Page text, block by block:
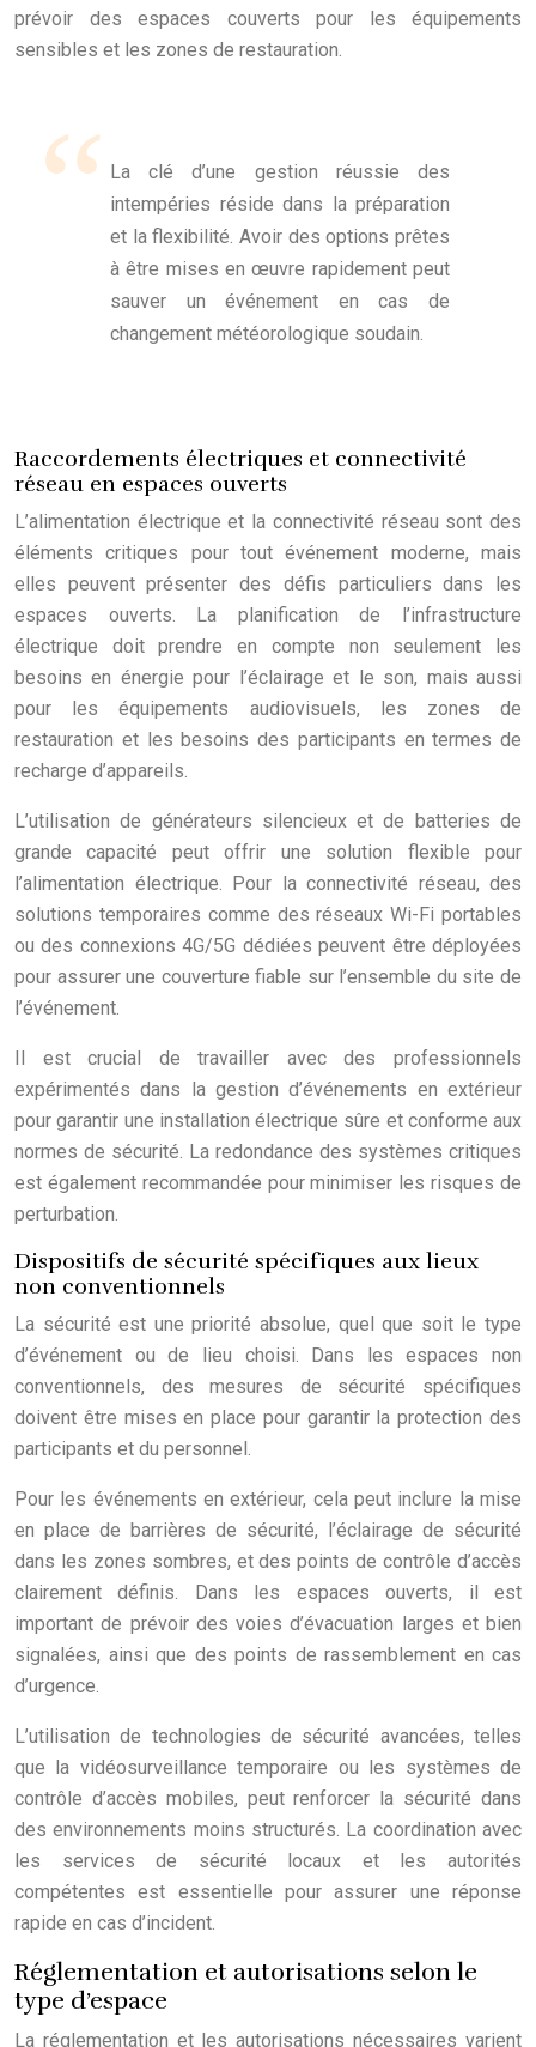
prévoir des espaces couverts pour les équipements
sensibles et les zones de restauration.
La clé d’une gestion réussie des
intempéries réside dans la préparation
et la flexibilité. Avoir des options prêtes
à être mises en œuvre rapidement peut
sauver un événement en cas de
changement météorologique soudain.
Raccordements électriques et connectivité
réseau en espaces ouverts
L’alimentation électrique et la connectivité réseau sont des
éléments critiques pour tout événement moderne, mais
elles peuvent présenter des défis particuliers dans les
espaces ouverts. La planification de l’infrastructure
électrique doit prendre en compte non seulement les
besoins en énergie pour l’éclairage et le son, mais aussi
pour les équipements audiovisuels, les zones de
restauration et les besoins des participants en termes de
recharge d’appareils.
L’utilisation de générateurs silencieux et de batteries de
grande capacité peut offrir une solution flexible pour
l’alimentation électrique. Pour la connectivité réseau, des
solutions temporaires comme des réseaux Wi-Fi portables
ou des connexions 4G/5G dédiées peuvent être déployées
pour assurer une couverture fiable sur l’ensemble du site de
l’événement.
Il est crucial de travailler avec des professionnels
expérimentés dans la gestion d’événements en extérieur
pour garantir une installation électrique sûre et conforme aux
normes de sécurité. La redondance des systèmes critiques
est également recommandée pour minimiser les risques de
perturbation.
Dispositifs de sécurité spécifiques aux lieux
non conventionnels
La sécurité est une priorité absolue, quel que soit le type
d’événement ou de lieu choisi. Dans les espaces non
conventionnels, des mesures de sécurité spécifiques
doivent être mises en place pour garantir la protection des
participants et du personnel.
Pour les événements en extérieur, cela peut inclure la mise
en place de barrières de sécurité, l’éclairage de sécurité
dans les zones sombres, et des points de contrôle d’accès
clairement définis. Dans les espaces ouverts, il est
important de prévoir des voies d’évacuation larges et bien
signalées, ainsi que des points de rassemblement en cas
d’urgence.
L’utilisation de technologies de sécurité avancées, telles
que la vidéosurveillance temporaire ou les systèmes de
contrôle d’accès mobiles, peut renforcer la sécurité dans
des environnements moins structurés. La coordination avec
les services de sécurité locaux et les autorités
compétentes est essentielle pour assurer une réponse
rapide en cas d’incident.
Réglementation et autorisations selon le
type d’espace
La réglementation et les autorisations nécessaires varient